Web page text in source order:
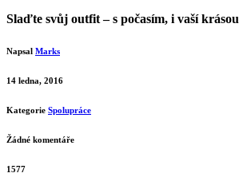
Slaďte svůj outfit – s počasím, i vaší krásou
Napsal Marks
14 ledna, 2016
Kategorie Spolupráce
Žádné komentáře
1577